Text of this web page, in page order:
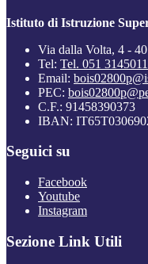
Istituto di Istruzione
Via dalla Volta, 4 -
Tel: Tel. 051 3145011
Email:
PEC:
C.F.: 91458390373
IBAN:
Seguici su
Facebook
Youtube
Instagram
Sezione Link Utili